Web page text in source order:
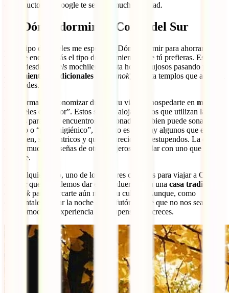
el Traductor de Google te será de mucha utilidad.
10. Dónde dormir en Corea del Sur
¿Qué tipo de hoteles me esperan? ¿Dónde dormir para ahorrar? En
tu viaje encontrarás el tipo de alojamientos que tú prefieras. Es decir,
tienes desde
hostels mochileros hasta hoteles lujosos pasando por
alojamientos tradicionales
hanok) y hasta templos que admiten
huéspedes.
Una forma de economizar durante tu viaje es hospedarte en moteles
u “hoteles del amor”. Estos son los alojamientos que utilizan las
parejas para tener encuentros apasionados. Si bien puede sonar algo
sórdido o “poco higiénico”, lo cierto es que hay algunos que están
muy bien, son céntricos y que los precios son estupendos. La clave
es leer muchas reseñas de otros viajeros para dar con uno que te
interese.
En cualquier caso, uno de los mejores consejos para viajar a Corea
del Sur que te podemos dar es que duermas en una casa tradicional
hanokpara acercarte aún más a su cultura. Aunque, como
occidentales, pasar la noche en un futón puede que no nos sea lo
más cómodo, la experiencia lo compensa con creces.